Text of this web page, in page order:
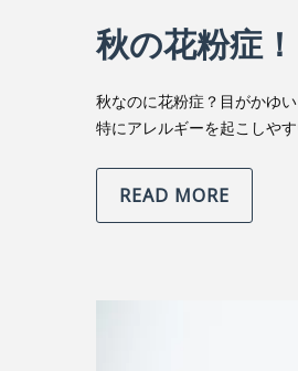
秋の花粉症
秋なのに花粉症？目がかゆ
特にアレルギーを起こしや
READ MORE